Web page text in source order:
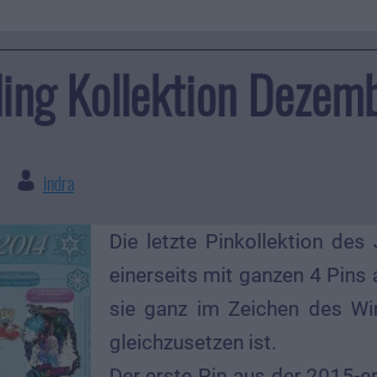
Kollektion
indra
Die letzte Pinkollektion
einerseits mit ganzen 4 Pins
sie ganz im Zeichen des
gleichzusetzen ist.